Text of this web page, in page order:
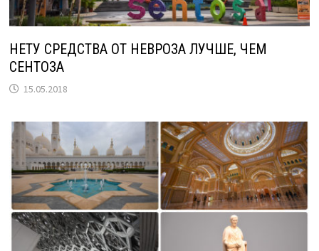
НЕТУ СРЕДСТВА ОТ НЕВРОЗА ЛУЧШЕ, ЧЕМ
СЕНТОЗА
15.05.2018